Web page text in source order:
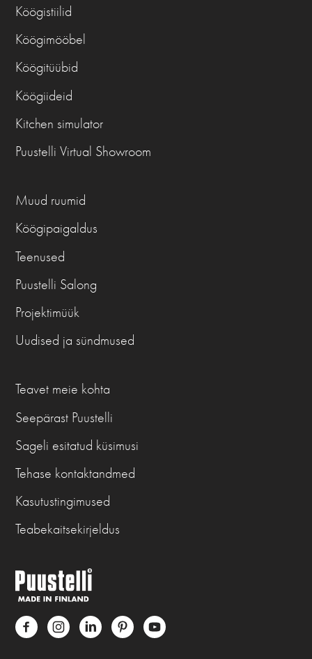
Köögistiilid
Köögimööbel
Köögitüübid
Köögiideid
Kitchen simulator
Puustelli Virtual Showroom
Muud ruumid
Köögipaigaldus
Teenused
Puustelli Salong
Projektimüük
Uudised ja sündmused
Teavet meie kohta
Seepärast Puustelli
Sageli esitatud küsimusi
Tehase kontaktandmed
Kasutustingimused
Teabekaitsekirjeldus